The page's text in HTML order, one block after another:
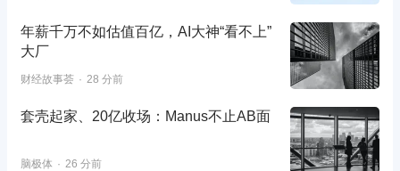
年薪千万不如估值百亿，AI大神“看不上”
大厂
财经故事荟 28 分前
套壳起家、20亿收场：Manus不止AB面
脑极体 26 分前